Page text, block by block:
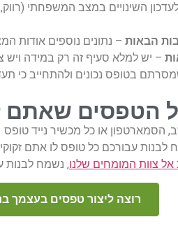
השינויים במצב המשפחתי (רווק,
הבאות – נתונים נוספים אודות
– יש למלא סעיף זה רק במידה ויש
בטופס נכונים ולהתחייב כי
עבורכם כל טופס לו אתם
אל צוות המומחים שלנו, נשמח לבנות
רוצה ליצור טפסים בעצמך